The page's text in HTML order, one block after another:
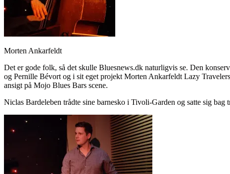
Morten Ankarfeldt
Det er gode folk, så det skulle Bluesnews.dk naturligvis se. Den
og Pernille Bévort og i sit eget projekt Morten Ankarfeldt Lazy
ansigt på Mojo Blues Bars scene.
Niclas Bardeleben trådte sine barnesko i Tivoli-Garden og satte sig